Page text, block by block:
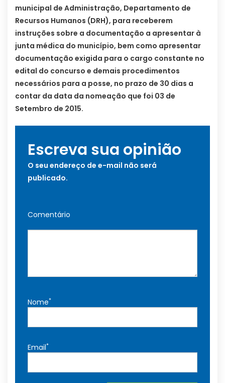
municipal de Administração, Departamento de
Recursos Humanos (DRH), para receberem
instruções sobre a documentação a apresentar à
junta médica do município, bem como apresentar
documentação exigida para o cargo constante no
edital do concurso e demais procedimentos
necessários para a posse, no prazo de 30 dias a
contar da data da nomeação que foi 03 de
Setembro de 2015.
Escreva sua opinião
O seu endereço de e-mail não será
publicado.
Comentário
Nome*
Email*